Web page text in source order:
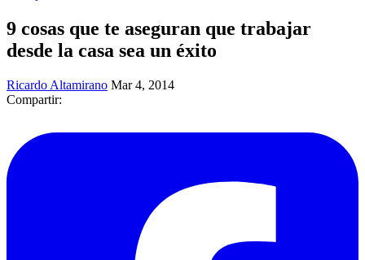
9 cosas que te aseguran que trabajar
desde la casa sea un éxito
Ricardo Altamirano Mar 4, 2014
Compartir: